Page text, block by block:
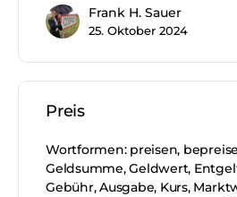
Frank H. Sauer
25. Oktober 2024
Preis
Wortformen: preisen,
Geldsumme, Geldwert,
Gebühr, Ausgabe, Kurs,